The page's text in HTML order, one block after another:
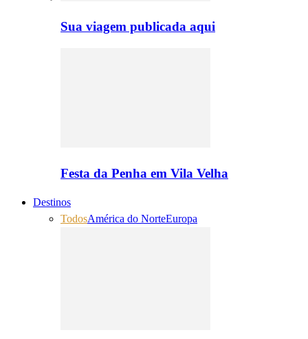
Sua viagem publicada aqui
Festa da Penha em Vila Velha
Destinos
TodosAmérica do NorteEuropa